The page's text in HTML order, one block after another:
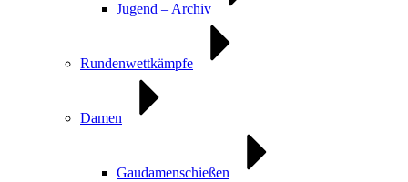
Jugend – Archiv
Rundenwettkämpfe
Damen
Gaudamenschießen